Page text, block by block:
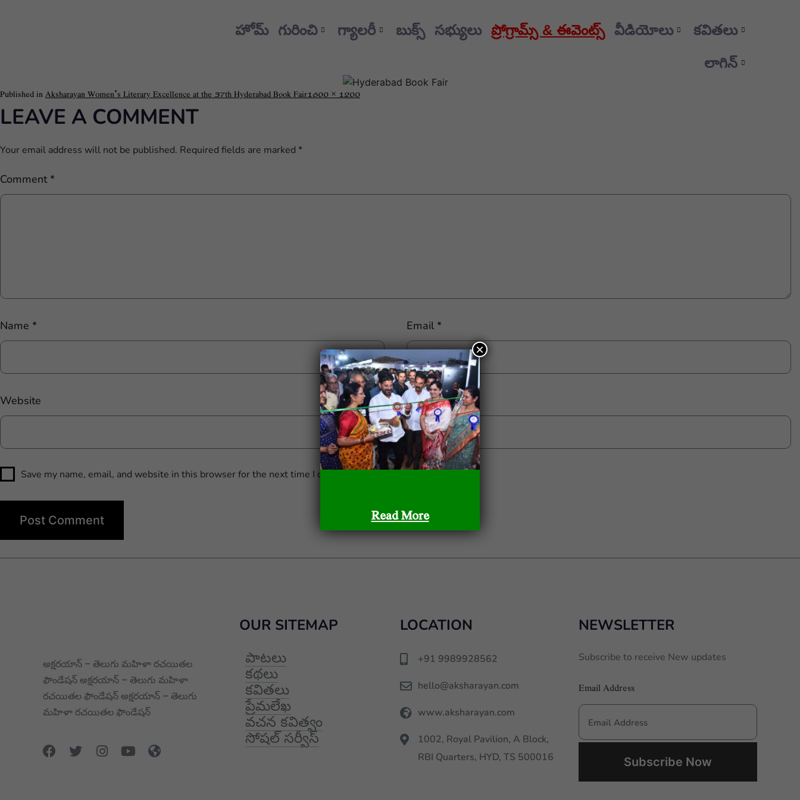
హోమ్ గురించి గ్యాలరీ బుక్స్ సభ్యులు ప్రోగ్రామ్స్ & ఈవెంట్స్ వీడియోలు కవితలు
లాగిన్
Published inAksharayan Women’s Literary Excellence at the 37th Hyderabad Book Fair1600 × 1200
LEAVE A COMMENT
Your email address will not be published. Required fields are marked *
Comment*
Name * Email*
Website
Save my name, email, and website in this browser for the next time I comment.
అక్షరయాన్ – తెలుగు మహిళా రచయితల
ఫౌండేషన్ అక్షరయాన్ – తెలుగు మహిళా
రచయితల ఫౌండేషన్ అక్షరయాన్ – తెలుగు
మహిళా రచయితల ఫౌండేషన్
OUR SITEMAP
పాటలు
కథలు
కవితలు
ప్రేమలేఖ
వచన కవిత్వం
సోషల్ సర్వీస్
LOCATION
+91 9989928562
hello@aksharayan.com
www.aksharayan.com
1002, Royal Pavilion, A Block,
RBI Quarters, HYD, TS 500016
NEWSLETTER
Subscribe to receive New updates
Email Address
Read More
×